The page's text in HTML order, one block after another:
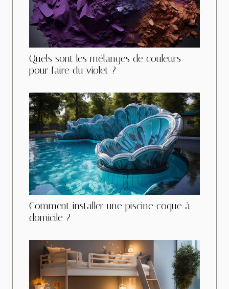
Quels sont les mélanges de couleurs
pour faire du violet ?
Comment installer une piscine coque à
domicile ?